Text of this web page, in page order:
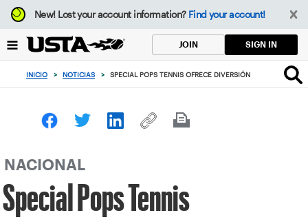
Enfoque
desde
botón
volver
principio
New!Lost your account information? Find your account!
JOIN SIGN IN
INICIO > NOTICIAS > SPECIAL POPS TENNIS OFRECE DIVERSIÓN
NACIONAL
Special Pops Tennis